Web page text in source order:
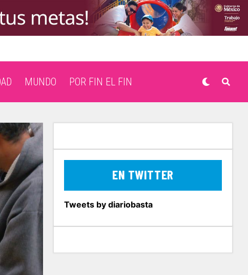
MUNDO POR FIN EL FIN
EN TWITTER
Tweets by diariobasta